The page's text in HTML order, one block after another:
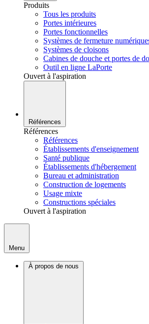
Produits
Tous les produits
Portes intérieures
Portes fonctionnelles
Systèmes de fermeture
Systèmes de cloisons
Cabines de douche et portes de
Outil en ligne LaPorte
Ouvert à l'aspiration
Références
Références
Références
Établissements d'enseignement
Santé publique
Établissements d'hébergement
Bureau et administration
Construction de logements
Usage mixte
Constructions spéciales
Ouvert à l'aspiration
Menu
À propos de nous